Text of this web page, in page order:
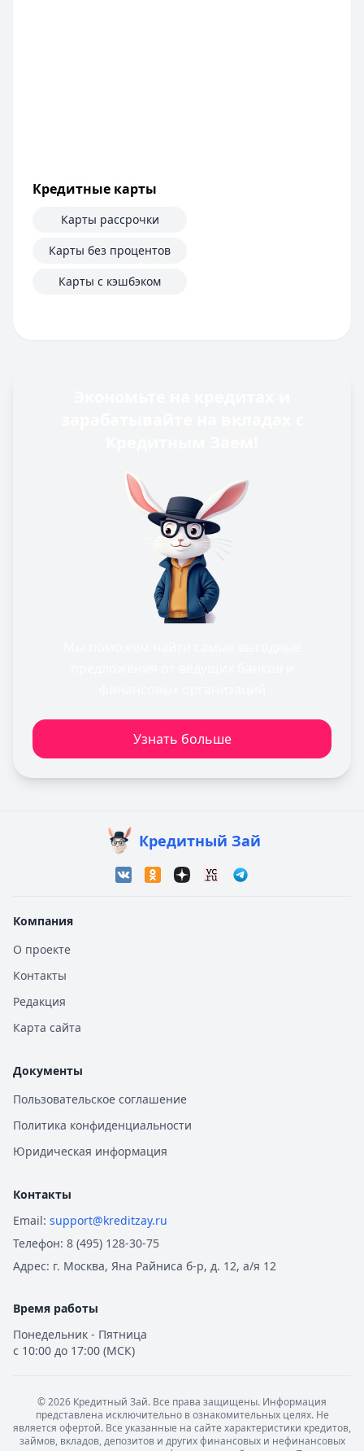
Кредитные карты
Карты рассрочки
Карты без процентов
Карты с кэшбэком
Узнать больше
Кредитный Зай
Компания
О проекте
Контакты
Редакция
Карта сайта
Документы
Пользовательское соглашение
Политика конфиденциальности
Юридическая информация
Контакты
Email: support@kreditzay.ru
Телефон: 8 (495) 128-30-75
Адрес: г. Москва, Яна Райниса б-р, д. 12, а/я 12
Время работы
Понедельник - Пятница
с 10:00 до 17:00 (МСК)
©2026 Кредитный Зай. Все права защищены. Информация
представлена исключительно в ознакомительных целях. Не
является офертой. Все указанные на сайте характеристики кредитов,
займов, вкладов, депозитов и других финансовых и нефинансовых